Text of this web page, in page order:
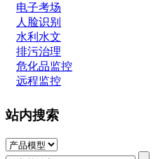
电子考场
人脸识别
水利水文
排污治理
危化品监控
远程监控
站内搜索